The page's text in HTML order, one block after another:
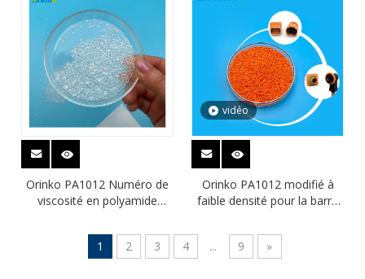
Orinko PA1012 Numéro de
viscosité en polyamide
vidéo
Orinko PA1012 modifié à
faible densité pour la barre
1
2 3 4 ... 9 »